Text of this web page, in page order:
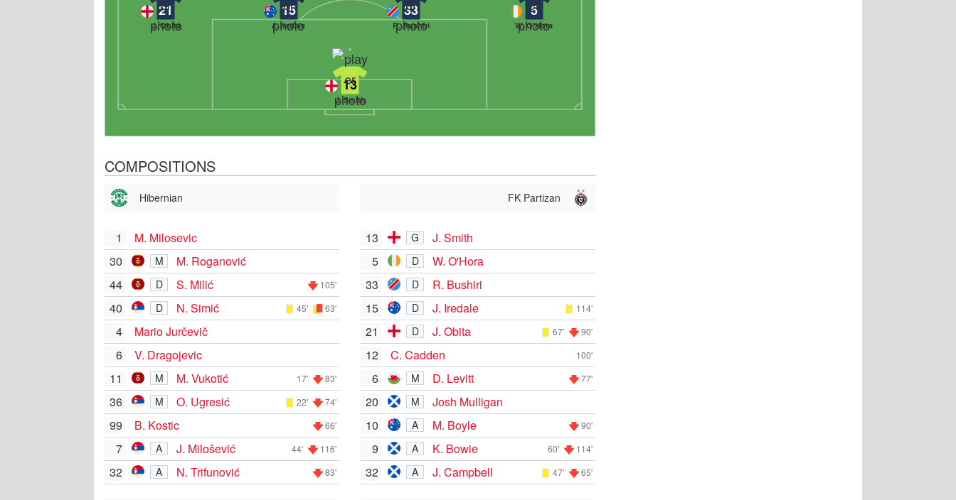
13
J. Smith
21
J. Obita
15
J. Iredale
33
R. Bushiri
5
W. O'Hora
COMPOSITIONS
Hibernian
1
M. Milosevic
30
M
M. Roganović
44
D S. Milić 105'
40 D N. Simić 45' 63'
4
Mario Jurčevič
6
V. Dragojevic
11
M M. Vukotić 17' 83'
36 M O. Ugresić 22' 74'
99 B. Kostic 66'
7 A J. Milošević 44' 116'
32 A N. Trifunović 83'
FK Partizan
13 G
J. Smith
5
D
W. O'Hora
33
D
R. Bushiri
15
D J. Iredale 114'
21 D J. Obita 67' 90'
12 C. Cadden 100'
6 M D. Levitt 77'
20 M
Josh Mulligan
10
A M. Boyle 90'
9 A K. Bowie 60' 114'
32 A J. Campbell 47' 65'